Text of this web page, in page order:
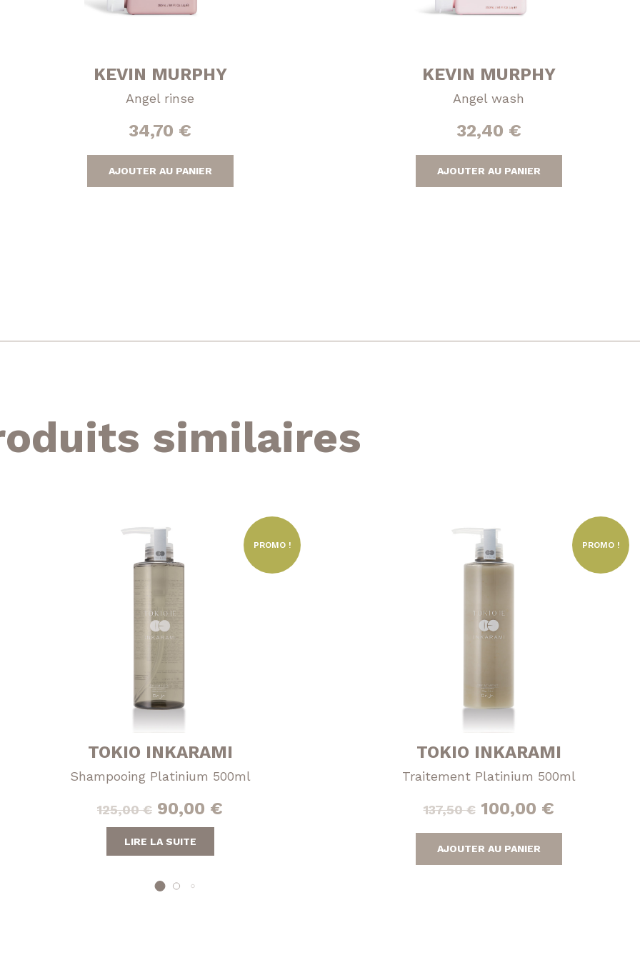
KEVIN MURPHY
Angel rinse
34,70 €
AJOUTER AU PANIER
KEVIN MURPHY
Angel wash
32,40 €
AJOUTER AU PANIER
similaires
PROMO !
TOKIO INKARAMI
Shampooing Platinium 500ml
125,00€ Le
prix
initial
était :
90,00 €
LIRE LA SUITE
PROMO !
TOKIO INKARAMI
Traitement Platinium 500ml
137,50€ Le
prix
100,00 €Le
prix
AJOUTER AU PANIER